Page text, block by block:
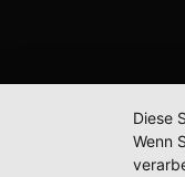
Diese
Wenn